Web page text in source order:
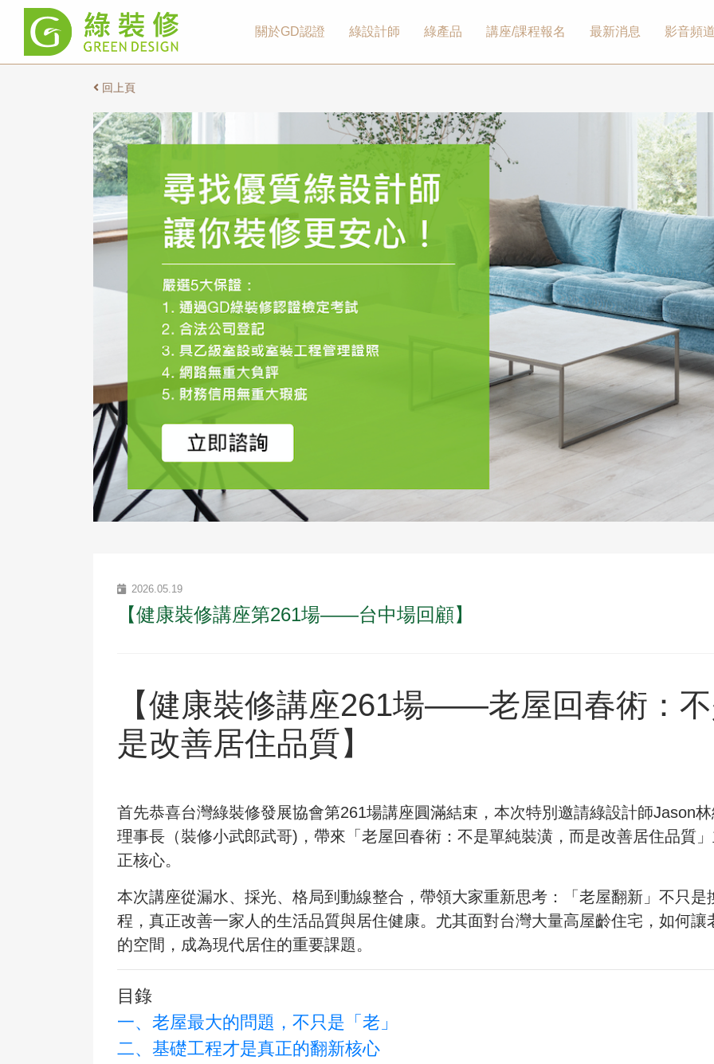
回上頁
2026.05.19
【健康裝修講座第261場——台中場回顧】
【健康裝修講座261場——老屋回春術：
是改善居住品質】
首先恭喜台灣綠裝修發展協會第261場講座圓滿結束，本次特別邀請綠設計師Jason
理事長（裝修小武郎武哥)，帶來「老屋回春術：不是單純裝潢，而是改善居住品質
正核心。
本次講座從漏水、採光、格局到動線整合，帶領大家重新思考：「老屋翻新」不只
程，真正改善一家人的生活品質與居住健康。尤其面對台灣大量高屋齡住宅，如何
的空間，成為現代居住的重要課題。
目錄
一、老屋最大的問題，不只是「老」
二、基礎工程才是真正的翻新核心
關於GD認證 綠設計師 綠產品 講座/課程報名 最新消息 影音頻